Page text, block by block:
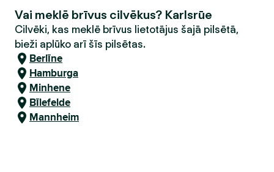
Vai meklē brīvus cilvēkus? Karlsrūe
Cilvēki, kas meklē brīvus lietotājus šajā pilsētā,
bieži aplūko arī šīs pilsētas.
Berlīne
Hamburga
Minhene
Bīlefelde
Mannheim